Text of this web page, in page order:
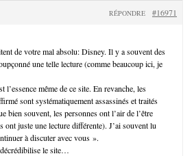
#16971
RÉPONDRE
de votre mal absolu: Disney. Il y a souvent des
une telle lecture (comme beaucoup ici, je
même de ce site. En revanche, les
sont systématiquement assassinés et traités
bien souvent, les personnes ont l’air de l’être
ont juste une lecture différente). J’ai souvent lu
à discuter avec vous ».
le site…